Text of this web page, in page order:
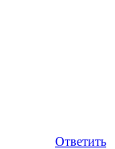
Ответить